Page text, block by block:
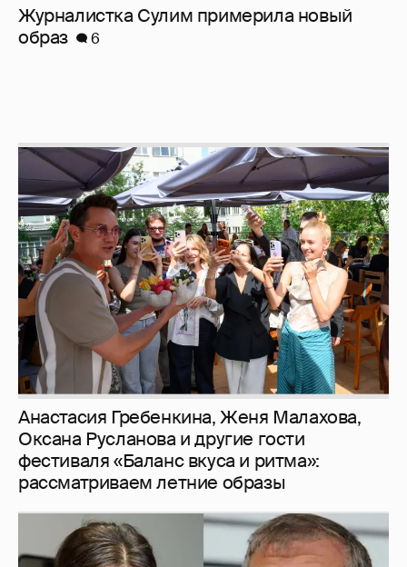
Журналистка Сулим примерила новый
образ
6